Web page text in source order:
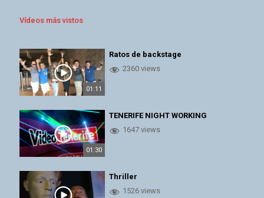
Vídeos más vistos
01:11
Ratos de backstage
2360 views
01:30
TENERIFE NIGHT WORKING
1647 views
Thriller
1526 views